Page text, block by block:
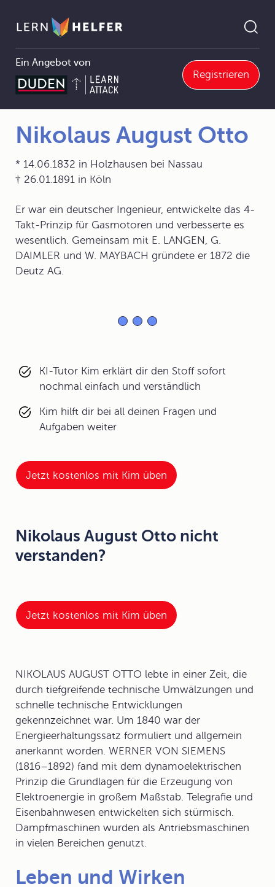
Ein Angebot von
Registrieren
Pfadnavigation
3 Thermodynamik Nikolaus August Otto
Nikolaus August Otto
* 14.06.1832 in Holzhausen bei Nassau
† 26.01.1891 in Köln
Er war ein deutscher Ingenieur, entwickelte das 4-
Takt-Prinzip für Gasmotoren und verbesserte es
wesentlich. Gemeinsam mit E. LANGEN, G.
DAIMLER und W. MAYBACH gründete er 1872 die
Deutz AG.
KI-Tutor Kim erklärt dir den Stoff sofort
nochmal einfach und verständlich
Kim hilft dir bei all deinen Fragen und
Aufgaben weiter
Jetzt kostenlos mit Kim üben
Nikolaus August Otto nicht
verstanden?
Jetzt kostenlos mit Kim üben
NIKOLAUS AUGUST OTTO lebte in einer Zeit, die
durch tiefgreifende technische Umwälzungen und
schnelle technische Entwicklungen
gekennzeichnet war. Um 1840 war der
Energieerhaltungssatz formuliert und allgemein
anerkannt worden. WERNER VON SIEMENS
(1816–1892) fand mit dem dynamoelektrischen
Prinzip die Grundlagen für die Erzeugung von
Elektroenergie in großem Maßstab. Telegrafie und
Eisenbahnwesen entwickelten sich stürmisch.
Dampfmaschinen wurden als Antriebsmaschinen
in vielen Bereichen genutzt.
Leben und Wirken